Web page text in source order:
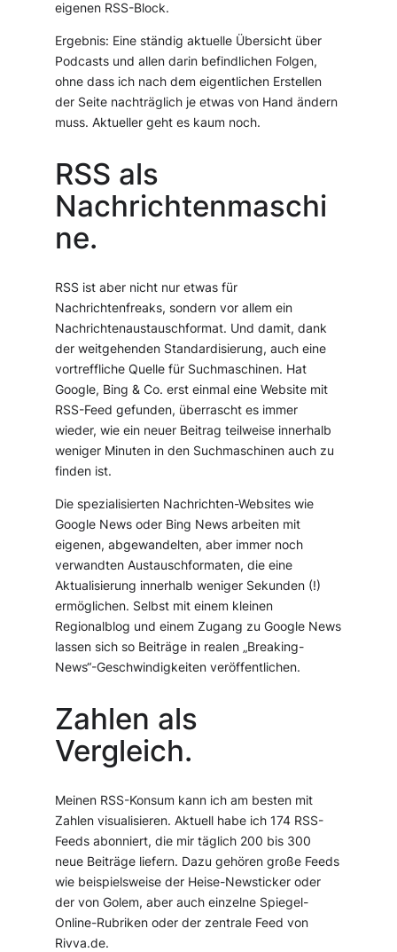
eigenen RSS-Block.
Ergebnis: Eine ständig aktuelle Übersicht über
Podcasts und allen darin befindlichen Folgen,
ohne dass ich nach dem eigentlichen Erstellen
der Seite nachträglich je etwas von Hand ändern
muss. Aktueller geht es kaum noch.
RSS als
Nachrichtenmaschi
ne.
RSS ist aber nicht nur etwas für
Nachrichtenfreaks, sondern vor allem ein
Nachrichtenaustauschformat. Und damit, dank
der weitgehenden Standardisierung, auch eine
vortreffliche Quelle für Suchmaschinen. Hat
Google, Bing & Co. erst einmal eine Website mit
RSS-Feed gefunden, überrascht es immer
wieder, wie ein neuer Beitrag teilweise innerhalb
weniger Minuten in den Suchmaschinen auch zu
finden ist.
Die spezialisierten Nachrichten-Websites wie
Google News oder Bing News arbeiten mit
eigenen, abgewandelten, aber immer noch
verwandten Austauschformaten, die eine
Aktualisierung innerhalb weniger Sekunden (!)
ermöglichen. Selbst mit einem kleinen
Regionalblog und einem Zugang zu Google News
lassen sich so Beiträge in realen „Breaking-
News“-Geschwindigkeiten veröffentlichen.
Zahlen als
Vergleich.
Meinen RSS-Konsum kann ich am besten mit
Zahlen visualisieren. Aktuell habe ich 174 RSS-
Feeds abonniert, die mir täglich 200 bis 300
neue Beiträge liefern. Dazu gehören große Feeds
wie beispielsweise der Heise-Newsticker oder
der von Golem, aber auch einzelne Spiegel-
Online-Rubriken oder der zentrale Feed von
Rivva.de.